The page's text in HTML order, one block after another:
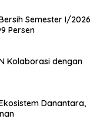
Semester I/2026
Persen
Kolaborasi dengan
Danantara,